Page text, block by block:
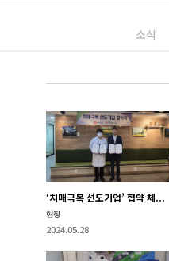
소식
‘치매극복 선도기업’ 협약 체결 금천구치매안심센터
현장
2024.05.28